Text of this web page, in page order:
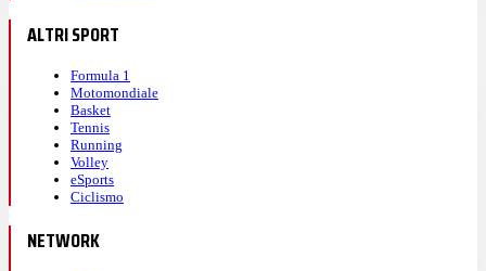
ALTRI SPORT
Formula 1
Motomondiale
Basket
Tennis
Running
Volley
eSports
Ciclismo
NETWORK